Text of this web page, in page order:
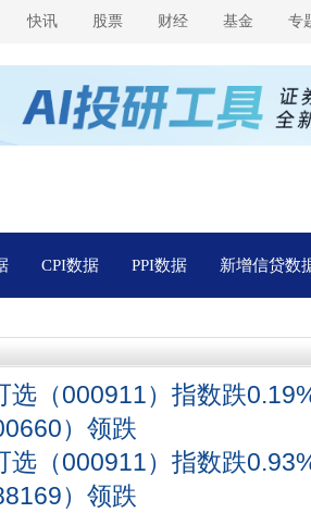
快讯 股票 财经 基金 专
CPI数据 PPI数据 新增信贷数
选（000911）指数跌
）领跌
选（000911）指数跌
）领跌